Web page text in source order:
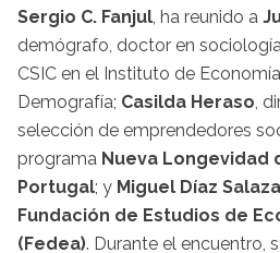
Sergio C. Fanjul, ha reunido a
demógrafo, doctor en
CSIC en el Instituto de
Demografía; Casilda Heraso,
selección de emprendedores
programa Nueva Longevidad
Portugal; y Miguel Díaz
Fundación de Estudios de
(Fedea). Durante el encuentro,